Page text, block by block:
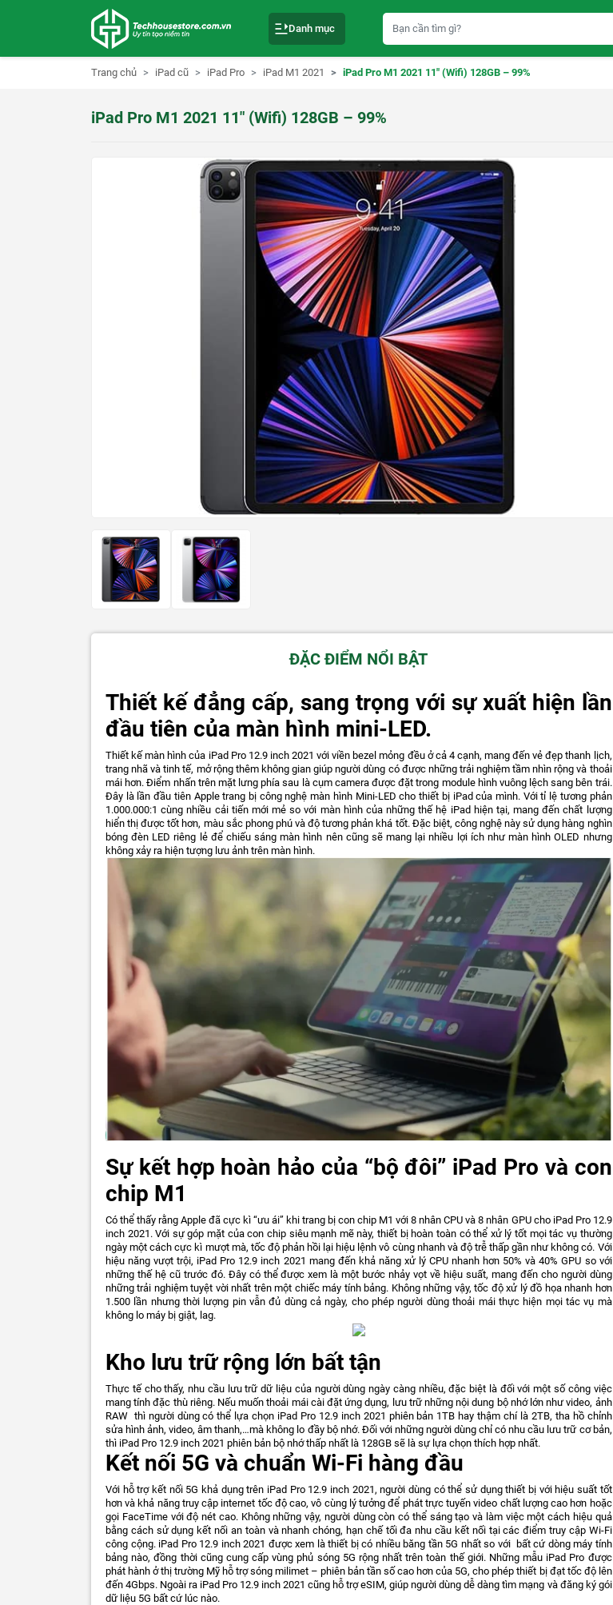
t
Danh mục
Trang chủ iPad cũ iPad Pro iPad M1 2021 iPad Pro M1 2021 11″ (Wifi) 128GB – 99%
iPad Pro M1 2021 11″ (Wifi) 128GB – 99%
ĐẶC ĐIỂM NỔI BẬT
Thiết kế đẳng cấp, sang trọng với sự xuất hiện lần
đầu tiên của màn hình mini-LED.
Thiết kế màn hình của iPad Pro 12.9 inch 2021 với viền bezel mỏng đều ở cả 4 cạnh, mang đến vẻ đẹp thanh lịch,
trang nhã và tinh tế, mở rộng thêm không gian giúp người dùng có được những trải nghiệm tầm nhìn rộng và thoải
mái hơn. Điểm nhấn trên mặt lưng phía sau là cụm camera được đặt trong module hình vuông lệch sang bên trái.
Đây là lần đầu tiên Apple trang bị công nghệ màn hình Mini-LED cho thiết bị iPad của mình. Với tỉ lệ tương phản
1.000.000:1 cùng nhiều cải tiến mới mẻ so với màn hình của những thế hệ iPad hiện tại, mang đến chất lượng
hiển thị được tốt hơn, màu sắc phong phú và độ tương phản khá tốt. Đặc biệt, công nghệ này sử dụng hàng nghìn
bóng đèn LED riêng lẻ để chiếu sáng màn hình nên cũng sẽ mang lại nhiều lợi ích như màn hình OLED nhưng
không xảy ra hiện tượng lưu ảnh trên màn hình.
Sự kết hợp hoàn hảo của “bộ đôi” iPad Pro và con
chip M1
Có thể thấy rằng Apple đã cực kì “ưu ái” khi trang bị con chip M1 với 8 nhân CPU và 8 nhân GPU cho iPad Pro 12.9
inch 2021. Với sự góp mặt của con chip siêu mạnh mẽ này, thiết bị hoàn toàn có thể xử lý tốt mọi tác vụ thường
ngày một cách cực kì mượt mà, tốc độ phản hồi lại hiệu lệnh vô cùng nhanh và độ trễ thấp gần như không có. Với
hiệu năng vượt trội, iPad Pro 12.9 inch 2021 mang đến khả năng xử lý CPU nhanh hơn 50% và 40% GPU so với
những thế hệ cũ trước đó. Đây có thể được xem là một bước nhảy vọt về hiệu suất, mang đến cho người dùng
những trải nghiệm tuyệt vời nhất trên một chiếc máy tính bảng. Không những vậy, tốc độ xử lý đồ họa nhanh hơn
1.500 lần nhưng thời lượng pin vẫn đủ dùng cả ngày, cho phép người dùng thoải mái thực hiện mọi tác vụ mà
không lo máy bị giật, lag.
Kho lưu trữ rộng lớn bất tận
Thực tế cho thấy, nhu cầu lưu trữ dữ liệu của người dùng ngày càng nhiều, đặc biệt là đối với một số công việc
mang tính đặc thù riêng. Nếu muốn thoải mái cài đặt ứng dụng, lưu trữ những nội dung bộ nhớ lớn như video, ảnh
RAW thì người dùng có thể lựa chọn iPad Pro 12.9 inch 2021 phiên bản 1TB hay thậm chí là 2TB, tha hồ chỉnh
sửa hình ảnh, video, âm thanh,…mà không lo đầy bộ nhớ. Đối với những người dùng chỉ có nhu cầu lưu trữ cơ bản,
thì iPad Pro 12.9 inch 2021 phiên bản bộ nhớ thấp nhất là 128GB sẽ là sự lựa chọn thích hợp nhất.
Kết nối 5G và chuẩn Wi-Fi hàng đầu
Với hỗ trợ kết nối 5G khả dụng trên iPad Pro 12.9 inch 2021, người dùng có thể sử dụng thiết bị với hiệu suất tốt
hơn và khả năng truy cập internet tốc độ cao, vô cùng lý tưởng để phát trực tuyến video chất lượng cao hơn hoặc
gọi FaceTime với độ nét cao. Không những vậy, người dùng còn có thể sáng tạo và làm việc một cách hiệu quả
bằng cách sử dụng kết nối an toàn và nhanh chóng, hạn chế tối đa nhu cầu kết nối tại các điểm truy cập Wi-Fi
công cộng. iPad Pro 12.9 inch 2021 được xem là thiết bị có nhiều băng tần 5G nhất so với bất cứ dòng máy tính
bảng nào, đồng thời cũng cung cấp vùng phủ sóng 5G rộng nhất trên toàn thế giới. Những mẫu iPad Pro được
phát hành ở thị trường Mỹ hỗ trợ sóng milimet – phiên bản tần số cao hơn của 5G, cho phép thiết bị đạt tốc độ lên
đến 4Gbps. Ngoài ra iPad Pro 12.9 inch 2021 cũng hỗ trợ eSIM, giúp người dùng dễ dàng tìm mạng và đăng ký gói
dữ liệu 5G bất cứ lúc nào.